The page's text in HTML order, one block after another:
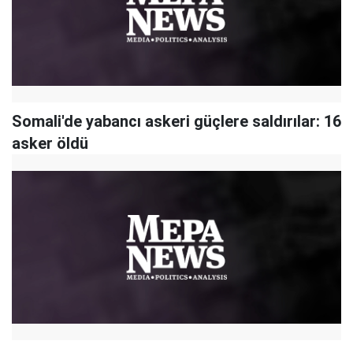
Somali'de yabancı askeri güçlere saldırılar: 16
asker öldü